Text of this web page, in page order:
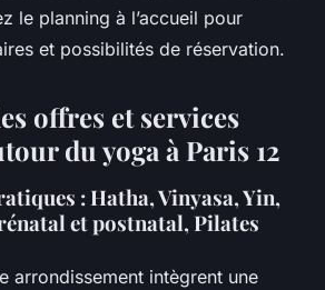
le planning à l’accueil pour
et possibilités de réservation.
offres et services
du yoga à Paris 12
: Hatha, Vinyasa, Yin,
et postnatal, Pilates
arrondissement intègrent une